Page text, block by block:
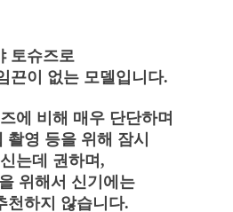
토슈즈로
끈이 없는 모델입니다.
에 비해 매우 단단하며
영 등을 위해 잠시
는데 권하며,
위해서 신기에는
천하지 않습니다.